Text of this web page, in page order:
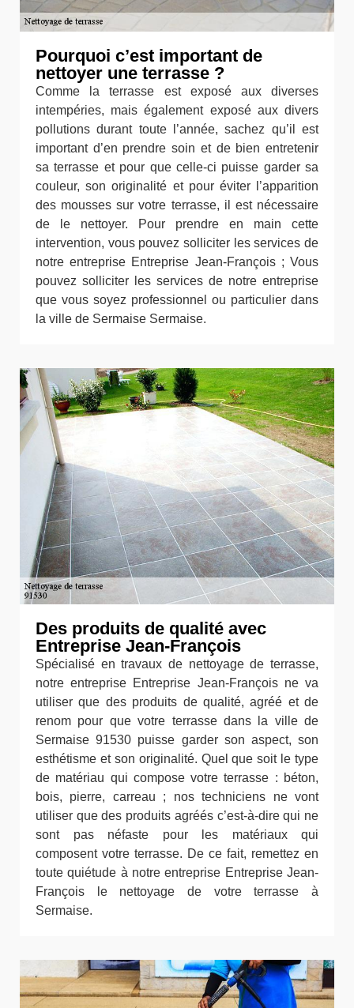
Pourquoi c’est important de
nettoyer une terrasse ?
Comme la terrasse est exposé aux diverses
intempéries, mais également exposé aux divers
pollutions durant toute l’année, sachez qu’il est
important d’en prendre soin et de bien entretenir
sa terrasse et pour que celle-ci puisse garder sa
couleur, son originalité et pour éviter l’apparition
des mousses sur votre terrasse, il est nécessaire
de le nettoyer. Pour prendre en main cette
intervention, vous pouvez solliciter les services de
notre entreprise Entreprise Jean-François ; Vous
pouvez solliciter les services de notre entreprise
que vous soyez professionnel ou particulier dans
la ville de Sermaise Sermaise.
Des produits de qualité avec
Entreprise Jean-François
Spécialisé en travaux de nettoyage de terrasse,
notre entreprise Entreprise Jean-François ne va
utiliser que des produits de qualité, agréé et de
renom pour que votre terrasse dans la ville de
Sermaise 91530 puisse garder son aspect, son
esthétisme et son originalité. Quel que soit le type
de matériau qui compose votre terrasse : béton,
bois, pierre, carreau ; nos techniciens ne vont
utiliser que des produits agréés c’est-à-dire qui ne
sont pas néfaste pour les matériaux qui
composent votre terrasse. De ce fait, remettez en
toute quiétude à notre entreprise Entreprise Jean-
François le nettoyage de votre terrasse à
Sermaise.